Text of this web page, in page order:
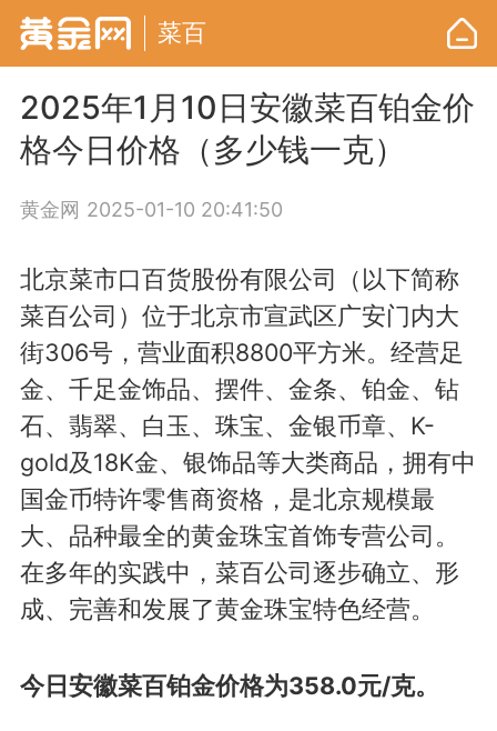
菜百
2025年1月10日安徽菜百铂金价
格今日价格（多少钱一克）
黄金网 2025-01-10 20:41:50
北京菜市口百货股份有限公司（以下简称
菜百公司）位于北京市宣武区广安门内大
街306号，营业面积8800平方米。经营足
金、千足金饰品、摆件、金条、铂金、钻
石、翡翠、白玉、珠宝、金银币章、K-
gold及18K金、银饰品等大类商品，拥有中
国金币特许零售商资格，是北京规模最
大、品种最全的黄金珠宝首饰专营公司。
在多年的实践中，菜百公司逐步确立、形
成、完善和发展了黄金珠宝特色经营。
今日安徽菜百铂金价格为358.0元/克。